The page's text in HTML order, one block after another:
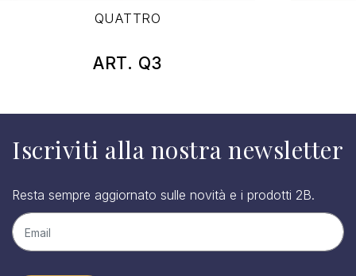
QUATTRO
ART. Q3
Iscriviti alla nostra newsletter
Resta sempre aggiornato sulle novità e i prodotti 2B.